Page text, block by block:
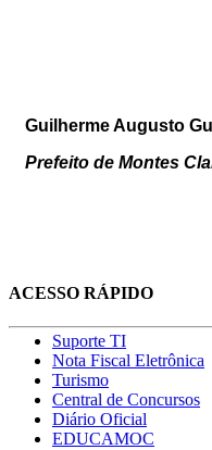
Guilherme Augusto
Prefeito de Montes
ACESSO RÁPIDO
Suporte TI
Nota Fiscal Eletrônica
Turismo
Central de Concursos
Diário Oficial
EDUCAMOC